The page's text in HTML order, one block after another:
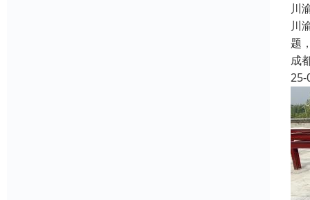
川
川
题
成
25-